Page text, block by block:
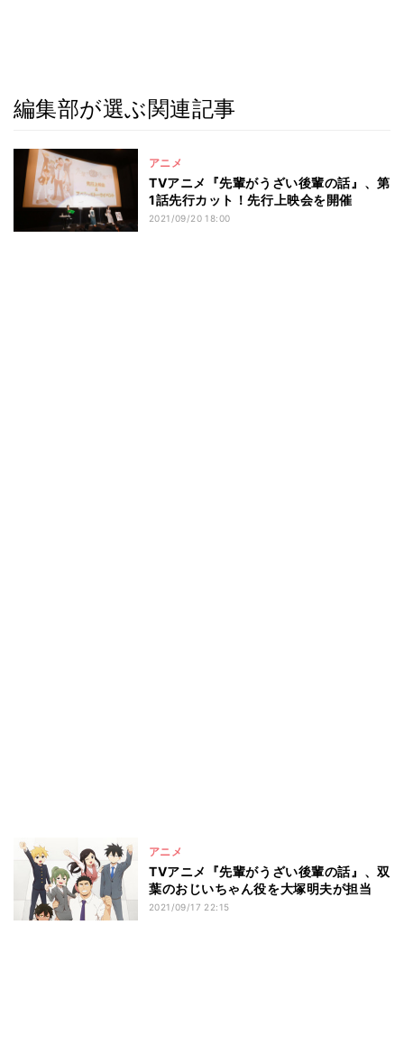
編集部が選ぶ関連記事
アニメ
TVアニメ『先輩がうざい後輩の話』、第
1話先行カット！先行上映会を開催
2021/09/20 18:00
アニメ
TVアニメ『先輩がうざい後輩の話』、双
葉のおじいちゃん役を大塚明夫が担当
2021/09/17 22:15